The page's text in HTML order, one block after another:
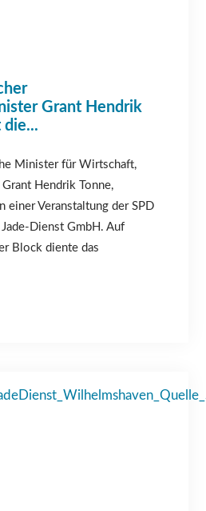
Grant Hendrik
die...
Minister für Wirtschaft,
Hendrik Tonne,
einer Veranstaltung der SPD
Dienst GmbH. Auf
Block diente das